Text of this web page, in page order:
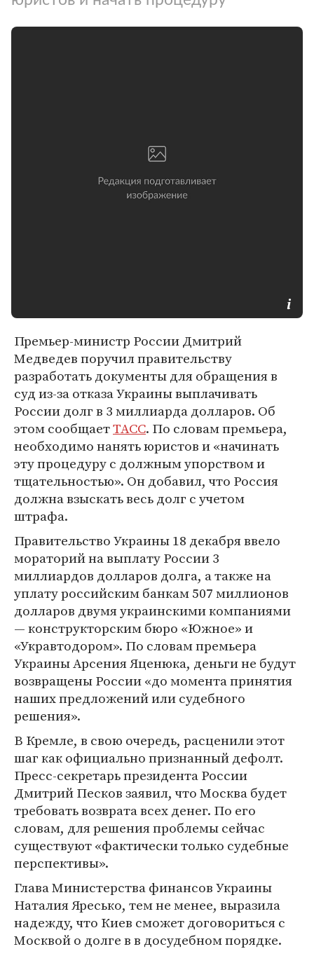
Премьер-министр России Дмитрий
Медведев поручил правительству
разработать документы для обращения в
суд из-за отказа Украины выплачивать
России долг в 3 миллиарда долларов. Об
этом сообщаетТАСС. По словам премьера,
необходимо нанять юристов и «начинать
эту процедуру с должным упорством и
тщательностью». Он добавил, что Россия
должна взыскать весь долг с учетом
штрафа.
Правительство Украины 18 декабря ввело
мораторий на выплату России 3
миллиардов долларов долга, а также на
уплату российским банкам 507 миллионов
долларов двумя украинскими компаниями
— конструкторским бюро «Южное» и
«Укравтодором». По словам премьера
Украины Арсения Яценюка, деньги не будут
возвращены России «до момента принятия
наших предложений или судебного
решения».
В Кремле, в свою очередь, расценили этот
шаг как официально признанный дефолт.
Пресс-секретарь президента России
Дмитрий Песков заявил, что Москва будет
требовать возврата всех денег. По его
словам, для решения проблемы сейчас
существуют «фактически только судебные
перспективы».
Глава Министерства финансов Украины
Наталия Яресько, тем не менее, выразила
надежду, что Киев сможет договориться с
Москвой о долге в в досудебном порядке.